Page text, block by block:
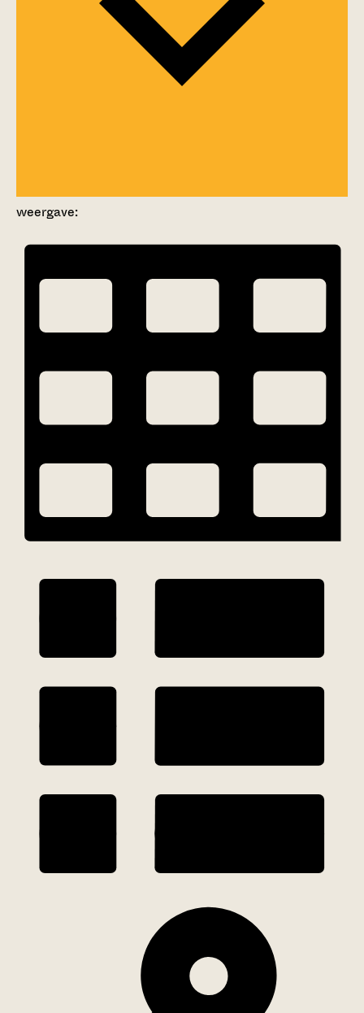
weergave: